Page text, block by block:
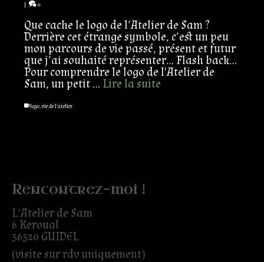
|
0
Que cache le logo de l’Atelier de Sam ?
Derrière cet étrange symbole, c’est un peu
mon parcours de vie passé, présent et futur
que j’ai souhaité représenter… Flash back...
Pour comprendre le logo de l'Atelier de
Sam, un petit … Lire la suite
logo,vie de l'atelier
Rencontrez-moi !
L’Atelier de Sam
6 Keroual
56520 GUIDEL
(visite sur rdv uniquement)